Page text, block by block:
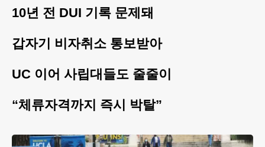
10년 전 DUI 기록 문제돼
갑자기 비자취소 통보받아
UC 이어 사립대들도 줄줄이
“체류자격까지 즉시 박탈”